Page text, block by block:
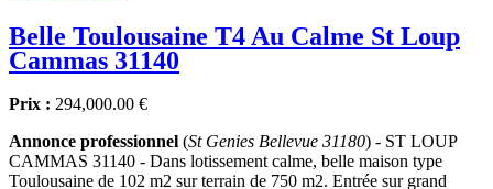
Belle Toulousaine T4 Au Calme St Loup
Cammas 31140
Prix : 294,000.00 €
Annonce professionnel (St Genies Bellevue 31180) - ST LOUP
CAMMAS 31140 - Dans lotissement calme, belle maison type
Toulousaine de 102 m2 sur terrain de 750 m2. Entrée sur grand